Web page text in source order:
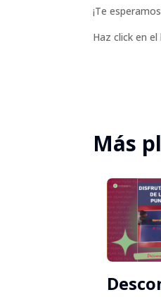
¡Te
Haz click en
Más